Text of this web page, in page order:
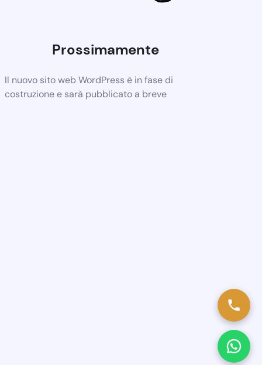
Prossimamente
Il nuovo sito web WordPress è in fase di
costruzione e sarà pubblicato a breve